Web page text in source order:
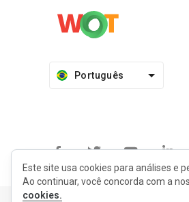
Português
Este site usa cookies para análises e
Ao continuar, você concorda com a
cookies.